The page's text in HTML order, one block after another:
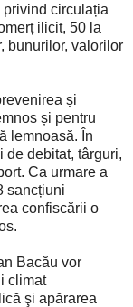
circulația
ilicit, 50 la
bunurilor, valorilor
și
și pentru
lemnoasă. În
de debitat, târguri,
Ca urmare a
sancțiuni
confiscării o
Bacău vor
climat
şi apărarea